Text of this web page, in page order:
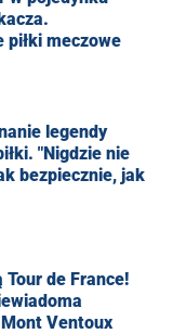
piłki meczowe
legendy
"Nigdzie nie
bezpiecznie, jak
de France!
Ventoux